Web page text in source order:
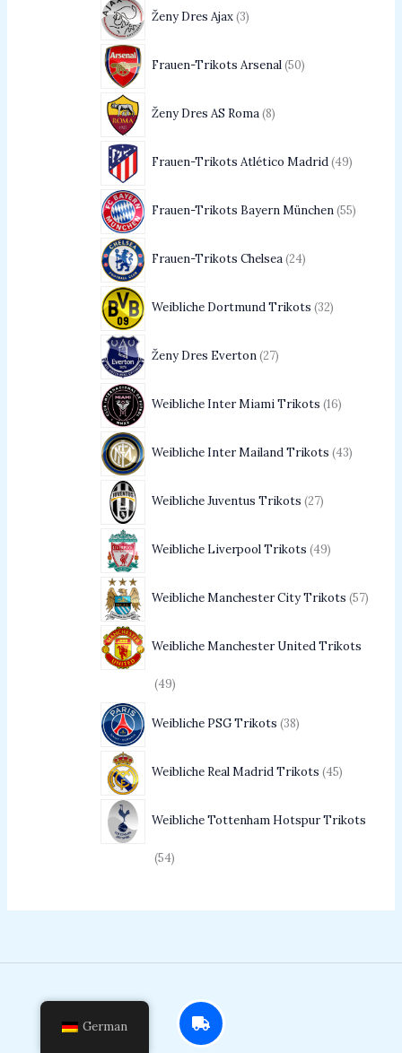
Ženy Dres Ajax 3
Frauen-Trikots Arsenal 50
Ženy Dres AS Roma 8
Frauen-Trikots Atlético Madrid 49
Frauen-Trikots Bayern München 55
Frauen-Trikots Chelsea 24
Weibliche Dortmund Trikots 32
Ženy Dres Everton 27
Weibliche Inter Miami Trikots 16
Weibliche Inter Mailand Trikots 43
Weibliche Juventus Trikots 27
Weibliche Liverpool Trikots 49
Weibliche Manchester City Trikots 57
Weibliche Manchester United Trikots
49
Weibliche PSG Trikots 38
Weibliche Real Madrid Trikots 45
Weibliche Tottenham Hotspur Trikots
54
German